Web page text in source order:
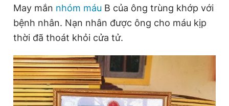
Hotline
0906 645 777
Liên hệ quảng cáo
0908 780 404
Đặt báo Quảng cáo RSS
Tổng biên tập: Nguyễn Ngọc Toàn
Phó tổng biên tập thường trực: Hải Thành
Phó tổng biên tập: Lâm Hiếu Dũng
Phó tổng biên tập: Trần Việt Hưng
Tổng thư ký tòa soạn: Đức Trung
May mắn nhóm máu B của ông trùng khớp với
bệnh nhân. Nạn nhân được ông cho máu kịp
thời đã thoát khỏi cửa tử.